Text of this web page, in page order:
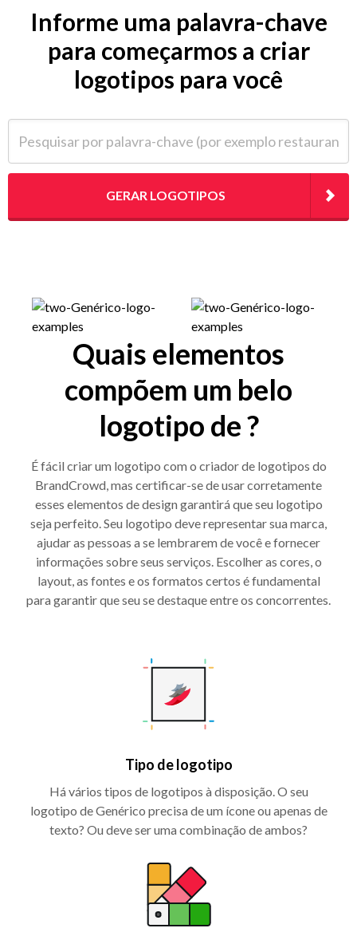
Informe uma palavra-chave
para começarmos a criar
logotipos para você
GERAR LOGOTIPOS
Quais elementos
compõem um belo
logotipo de ?
É fácil criar um logotipo com o criador de logotipos do
BrandCrowd, mas certificar-se de usar corretamente
esses elementos de design garantirá que seu logotipo
seja perfeito. Seu logotipo deve representar sua marca,
ajudar as pessoas a se lembrarem de você e fornecer
informações sobre seus serviços. Escolher as cores, o
layout, as fontes e os formatos certos é fundamental
para garantir que seu se destaque entre os concorrentes.
Tipo de logotipo
Há vários tipos de logotipos à disposição. O seu
logotipo de Genérico precisa de um ícone ou apenas de
texto? Ou deve ser uma combinação de ambos?